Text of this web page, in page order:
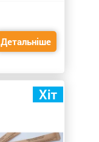
Детальніше